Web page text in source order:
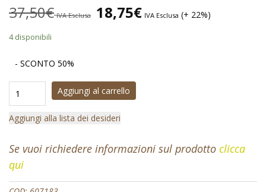
37,50€ IVA Esclusa 18,75€ IVA Esclusa (+ 22%)
4 disponibili
- SCONTO 50%
Aggiungi al carrello
Aggiungi alla lista dei desideri
Se vuoi richiedere informazioni sul prodotto clicca
qui